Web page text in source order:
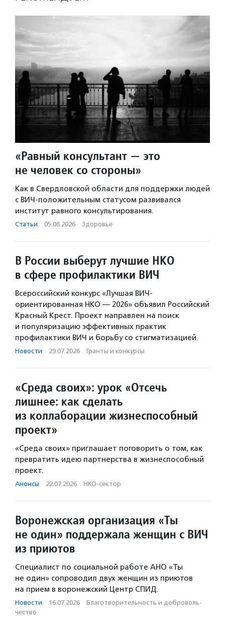
«Равный консультант — это
не человек со стороны»
Как в Свердловской области для поддержки людей
с ВИЧ-положительным статусом развивался
институт равного консультирования.
Статьи · 05.08.2026 · Здоровье
В России выберут лучшие НКО
в сфере профилактики ВИЧ
Всероссийский конкурс «Лучшая ВИЧ-
ориентированная НКО — 2026» объявил Российский
Красный Крест. Проект направлен на поиск
и популяризацию эффективных практик
профилактики ВИЧ и борьбу со стигматизацией.
Новости · 29.07.2026 · Гранты и конкурсы
«Среда своих»: урок «Отсечь
лишнее: как сделать
из коллаборации жизнеспособный
проект»
«Среда своих» приглашает поговорить о том, как
превратить идею партнерства в жизнеспособный
проект.
Анонсы · 22.07.2026 · НКО-сектор
Воронежская организация «Ты
не один» поддержала женщин с ВИЧ
из приютов
Специалист по социальной работе АНО «Ты
не один» сопроводил двух женщин из приютов
на прием в воронежский Центр СПИД.
Новости · 16.07.2026 · Благотвори­тель­ность и доброволь­
чест­во